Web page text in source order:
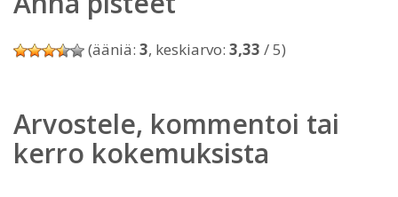
(ääniä: 3, keskiarvo: 3,33 / 5)
Arvostele, kommentoi tai
kerro kokemuksista